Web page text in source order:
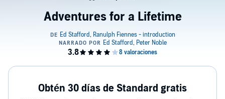
Adventures for a Lifetime
Obtén 30 días de Standard gratis